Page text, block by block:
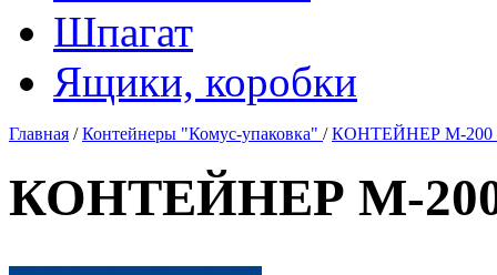
Шпагат
Ящики, коробки
Главная /Контейнеры "Комус-упаковка" /КОНТЕЙНЕР М-200
КОНТЕЙНЕР М-200